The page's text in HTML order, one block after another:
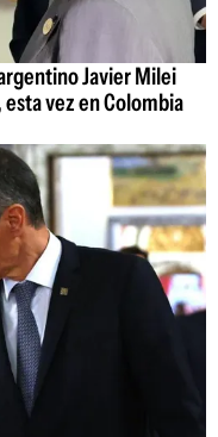
Javier Milei
vez en Colombia